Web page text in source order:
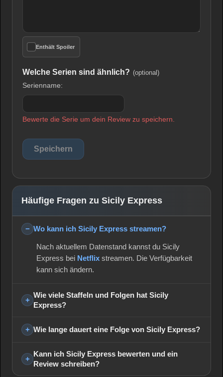
Enthält Spoiler
Welche Serien sind ähnlich? (optional)
Serienname:
Bewerte die Serie um dein Review zu speichern.
Häufige Fragen zu Sicily Express
Wo kann ich Sicily Express streamen?
Nach aktuellem Datenstand kannst du Sicily
Express bei Netflix streamen. Die Verfügbarkeit
kann sich ändern.
Wie viele Staffeln und Folgen hat Sicily
Express?
Wie lange dauert eine Folge von Sicily Express?
Kann ich Sicily Express bewerten und ein
Review schreiben?